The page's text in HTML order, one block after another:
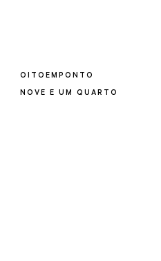
OITOEMPONTO
NOVE E UM QUARTO